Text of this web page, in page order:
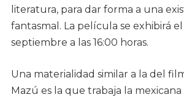
literatura, para dar forma a una
fantasmal. La película se exhibirá
septiembre a las 16:00 horas.
Una materialidad similar a la del
Mazú es la que trabaja la mexicana